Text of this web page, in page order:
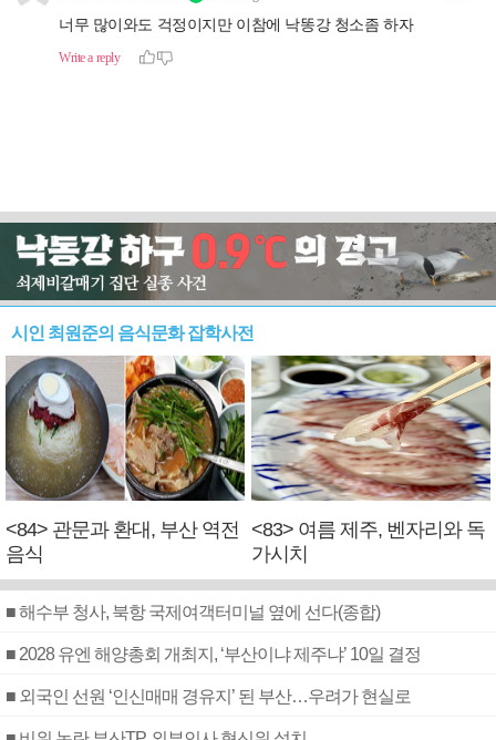
시인 최원준의 음식문화 잡학사전
<84> 관문과 환대, 부산 역전
음식
<83> 여름 제주, 벤자리와 독
가시치
■ 해수부 청사, 북항 국제여객터미널 옆에 선다(종합)
■ 2028 유엔 해양총회 개최지, ‘부산이냐 제주냐’ 10일 결정
■ 외국인 선원 ‘인신매매 경유지’ 된 부산…우려가 현실로